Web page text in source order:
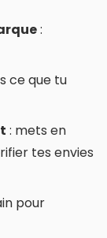
:
ce que tu
: mets en
tes envies
pour